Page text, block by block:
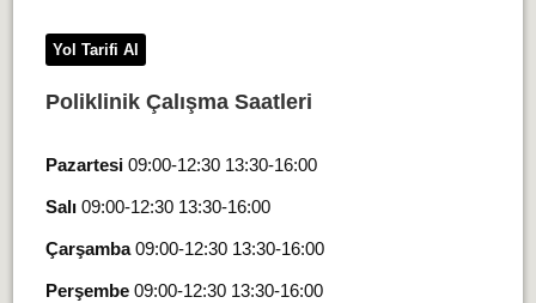
Yol Tarifi Al
Poliklinik Çalışma Saatleri
Pazartesi09:00-12:30 13:30-16:00
Salı09:00-12:30 13:30-16:00
Çarşamba09:00-12:30 13:30-16:00
Perşembe09:00-12:30 13:30-16:00